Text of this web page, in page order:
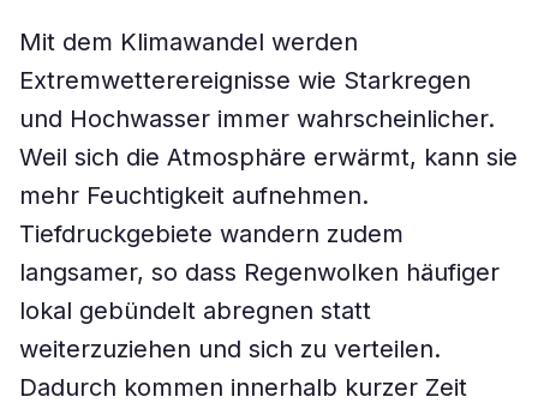
Mit dem Klimawandel werden
Extremwetterereignisse wie Starkregen
und Hochwasser immer wahrscheinlicher.
Weil sich die Atmosphäre erwärmt, kann sie
mehr Feuchtigkeit aufnehmen.
Tiefdruckgebiete wandern zudem
langsamer, so dass Regenwolken häufiger
lokal gebündelt abregnen statt
weiterzuziehen und sich zu verteilen.
Dadurch kommen innerhalb kurzer Zeit